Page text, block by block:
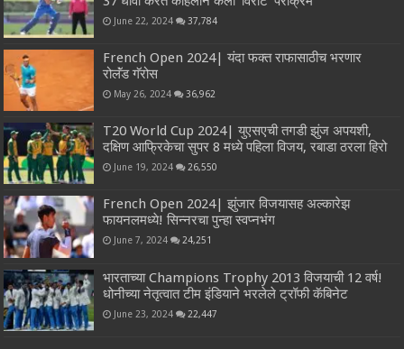
June 22, 2024 37,784
French Open 2024| यंदा फक्त राफासाठीच भरणार
रोलॅंड गॅरोस
May 26, 2024 36,962
T20 World Cup 2024| युएसएची तगडी झुंज अपयशी,
दक्षिण आफ्रिकेचा सुपर 8 मध्ये पहिला विजय, रबाडा ठरला हिरो
June 19, 2024 26,550
French Open 2024| झुंजार विजयासह अल्कारेझ
फायनलमध्ये! सिन्नरचा पुन्हा स्वप्नभंग
June 7, 2024 24,251
भारताच्या Champions Trophy 2013 विजयाची 12 वर्ष!
धोनीच्या नेतृत्वात टीम इंडियाने भरलेले ट्रॉफी कॅबिनेट
June 23, 2024 22,447